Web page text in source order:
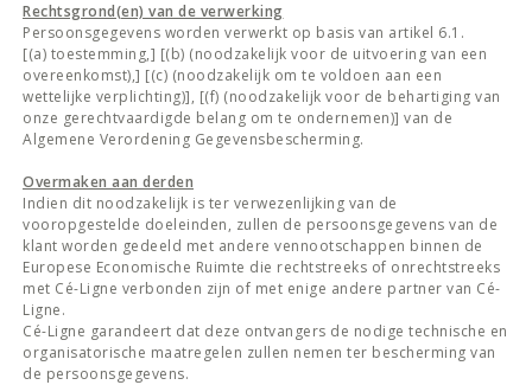
Rechtsgrond(en) van de verwerking
Persoonsgegevens worden verwerkt op basis van artikel 6.1.
[(a) toestemming,] [(b) (noodzakelijk voor de uitvoering van een
overeenkomst),] [(c) (noodzakelijk om te voldoen aan een
wettelijke verplichting)], [(f) (noodzakelijk voor de behartiging van
onze gerechtvaardigde belang om te ondernemen)] van de
Algemene Verordening Gegevensbescherming.
Overmaken aan derden
Indien dit noodzakelijk is ter verwezenlijking van de
vooropgestelde doeleinden, zullen de persoonsgegevens van de
klant worden gedeeld met andere vennootschappen binnen de
Europese Economische Ruimte die rechtstreeks of onrechtstreeks
met Cé-Ligne verbonden zijn of met enige andere partner van Cé-
Ligne.
Cé-Ligne garandeert dat deze ontvangers de nodige technische en
organisatorische maatregelen zullen nemen ter bescherming van
de persoonsgegevens.